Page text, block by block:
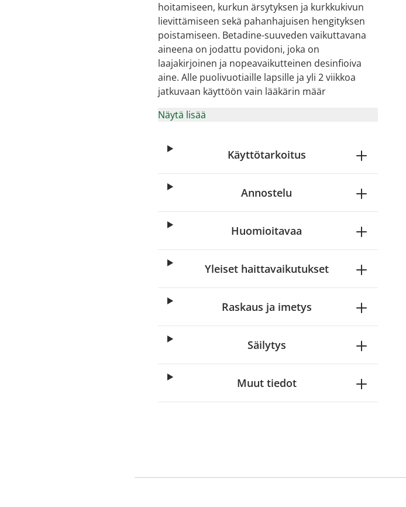
hoitamiseen, kurkun ärsytyksen ja kurkkukivun
lievittämiseen sekä pahanhajuisen hengityksen
poistamiseen. Betadine-suuveden vaikuttavana
aineena on jodattu povidoni, joka on
laajakirjoinen ja nopeavaikutteinen desinfioiva
aine. Alle puolivuotiaille lapsille ja yli 2 viikkoa
jatkuvaan käyttöön vain lääkärin määr
Näytä lisää
Käyttötarkoitus
Annostelu
Huomioitavaa
Yleiset haittavaikutukset
Raskaus ja imetys
Säilytys
Muut tiedot